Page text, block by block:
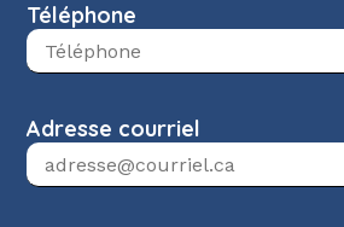
Téléphone
Adresse courriel